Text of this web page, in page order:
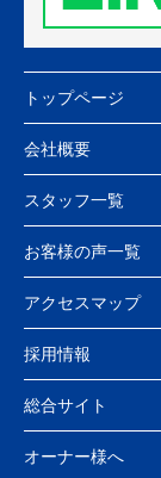
トップページ
会社概要
スタッフ一覧
お客様の声一覧
アクセスマップ
採用情報
総合サイト
オーナー様へ